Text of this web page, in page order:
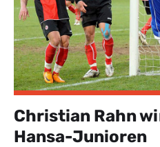
Christian Rahn
Hansa-Junioren